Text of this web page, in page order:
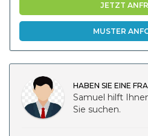
JETZT
MUSTER
HABEN SIE EINE
Samuel hilft
Sie suchen.